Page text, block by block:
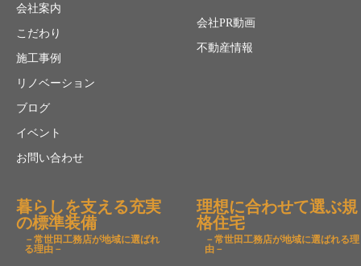
会社案内
こだわり
施工事例
リノベーション
ブログ
イベント
お問い合わせ
会社PR動画
不動産情報
暮らしを支える充実
の標準装備
－常世田工務店が地域に選ばれ
る理由－
理想に合わせて選ぶ規
格住宅
－常世田工務店が地域に選ばれる理
由－